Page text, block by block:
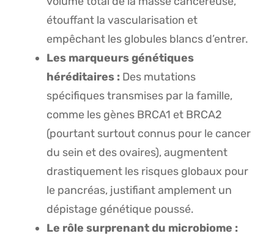
étouffant la vascularisation et
empêchant les globules blancs d’entrer.
Les marqueurs génétiques
héréditaires : Des mutations
spécifiques transmises par la famille,
comme les gènes BRCA1 et BRCA2
(pourtant surtout connus pour le cancer
du sein et des ovaires), augmentent
drastiquement les risques globaux pour
le pancréas, justifiant amplement un
dépistage génétique poussé.
Le rôle surprenant du microbiome :